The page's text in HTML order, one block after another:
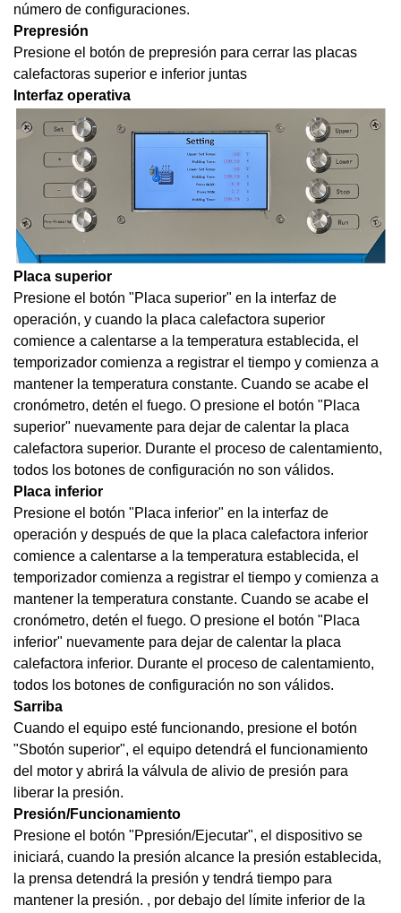
número de configuraciones.
Prepresión
Presione el botón de prepresión para cerrar las placas
calefactoras superior e inferior juntas
Interfaz operativa
Placa superior
Presione el botón "Placa superior" en la interfaz de
operación, y cuando la placa calefactora superior
comience a calentarse a la temperatura establecida, el
temporizador comienza a registrar el tiempo y comienza a
mantener la temperatura constante. Cuando se acabe el
cronómetro, detén el fuego. O presione el botón "Placa
superior" nuevamente para dejar de calentar la placa
calefactora superior. Durante el proceso de calentamiento,
todos los botones de configuración no son válidos.
Placa inferior
Presione el botón "Placa inferior" en la interfaz de
operación y después de que la placa calefactora inferior
comience a calentarse a la temperatura establecida, el
temporizador comienza a registrar el tiempo y comienza a
mantener la temperatura constante. Cuando se acabe el
cronómetro, detén el fuego. O presione el botón "Placa
inferior" nuevamente para dejar de calentar la placa
calefactora inferior. Durante el proceso de calentamiento,
todos los botones de configuración no son válidos.
Sarriba
Cuando el equipo esté funcionando, presione el botón
"Sbotón superior", el equipo detendrá el funcionamiento
del motor y abrirá la válvula de alivio de presión para
liberar la presión.
Presión/Funcionamiento
Presione el botón "Ppresión/Ejecutar", el dispositivo se
iniciará, cuando la presión alcance la presión establecida,
la prensa detendrá la presión y tendrá tiempo para
mantener la presión. , por debajo del límite inferior de la